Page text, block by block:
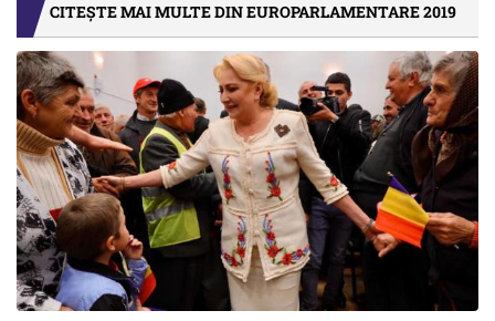
CITEȘTE MAI MULTE DIN EUROPARLAMENTARE 2019